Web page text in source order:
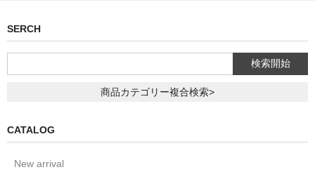
SERCH
商品カテゴリー複合検索>
CATALOG
New arrival